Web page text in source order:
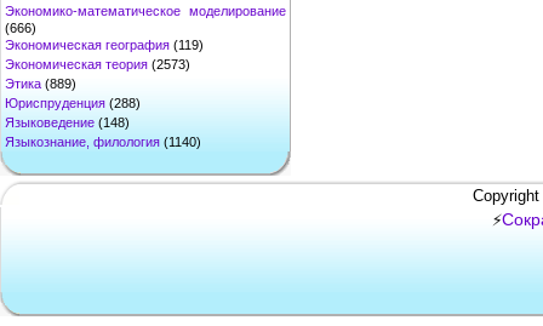
Экономико-математическое моделирование
(666)
Экономическая география (119)
Экономическая теория (2573)
Этика (889)
Юриспруденция (288)
Языковедение (148)
Языкознание, филология (1140)
⚡